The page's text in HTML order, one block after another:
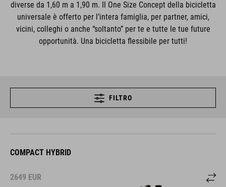
diverse da 1,60 m a 1,90 m. Il One Size Concept della bicicletta
universale è offerto per l’intera famiglia, per partner, amici,
vicini, colleghi o anche “soltanto” per te e tutte le tue future
opportunità. Una bicicletta flessibile per tutti!
FILTRO
COMPACT HYBRID
2649 EUR